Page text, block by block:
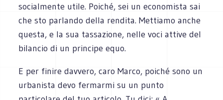
socialmente utile. Poiché, sei un economista sai
che sto parlando della rendita. Mettiamo anche
questa, e la sua tassazione, nelle voci attive del
bilancio di un principe equo.
E per finire davvero, caro Marco, poiché sono un
urbanista devo fermarmi su un punto